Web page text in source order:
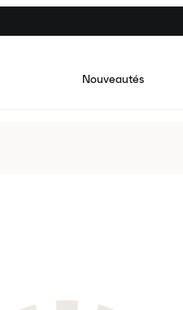
Nouveautés